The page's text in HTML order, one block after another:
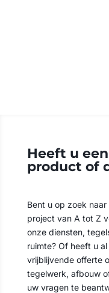
Heeft u
product of
Bent u op zoek
project van A tot Z
onze diensten,
ruimte? Of heeft u
vrijblijvende offerte
tegelwerk, afbouw
uw vragen te